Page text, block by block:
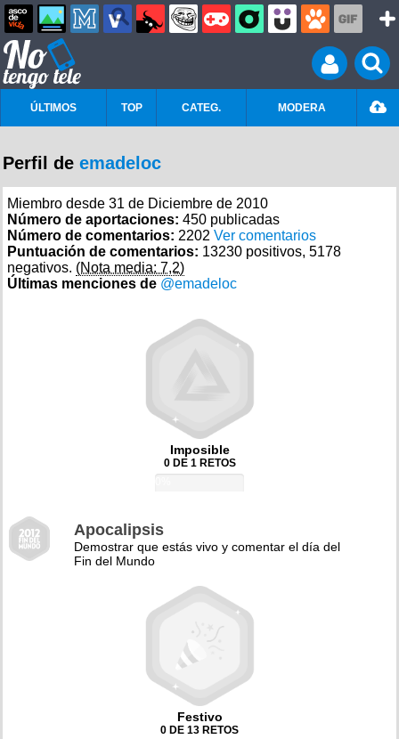
ÚLTIMOS TOP CATEG. MODERA
Perfil de emadeloc
Miembro desde 31 de Diciembre de 2010
Número de aportaciones: 450 publicadas
Número de comentarios: 2202 Ver comentarios
Puntuación de comentarios: 13230 positivos, 5178
negativos. (Nota media: 7,2)
Últimas menciones de @emadeloc
Imposible
0 DE 1 RETOS
Apocalipsis
Demostrar que estás vivo y comentar el día del
Fin del Mundo
Festivo
0 DE 13 RETOS